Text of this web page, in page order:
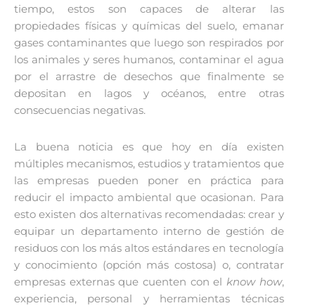
tiempo, estos son capaces de alterar las
propiedades físicas y químicas del suelo, emanar
gases contaminantes que luego son respirados por
los animales y seres humanos, contaminar el agua
por el arrastre de desechos que finalmente se
depositan en lagos y océanos, entre otras
consecuencias negativas.
La buena noticia es que hoy en día existen
múltiples mecanismos, estudios y tratamientos que
las empresas pueden poner en práctica para
reducir el impacto ambiental que ocasionan. Para
esto existen dos alternativas recomendadas: crear y
equipar un departamento interno de gestión de
residuos con los más altos estándares en tecnología
y conocimiento (opción más costosa) o, contratar
empresas externas que cuenten con el know how,
experiencia, personal y herramientas técnicas